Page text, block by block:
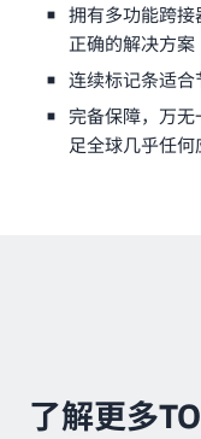
拥有多功能跨
正确的解决方案
连续标记条适
完备保障，万
足全球几乎任何
了解更多